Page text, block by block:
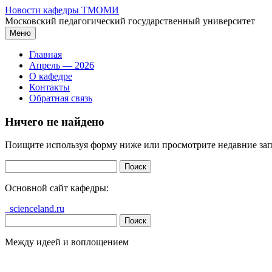
Перейти
к
содержимому
Новости кафедры ТМОМИ
Московский педагогический государственный университет
Меню
Главная
Апрель — 2026
О кафедре
Контакты
Обратная связь
Ничего не найдено
Поищите используя форму ниже или просмотрите недавние
Основной сайт кафедры:
scienceland.ru
Между идеей и воплощением